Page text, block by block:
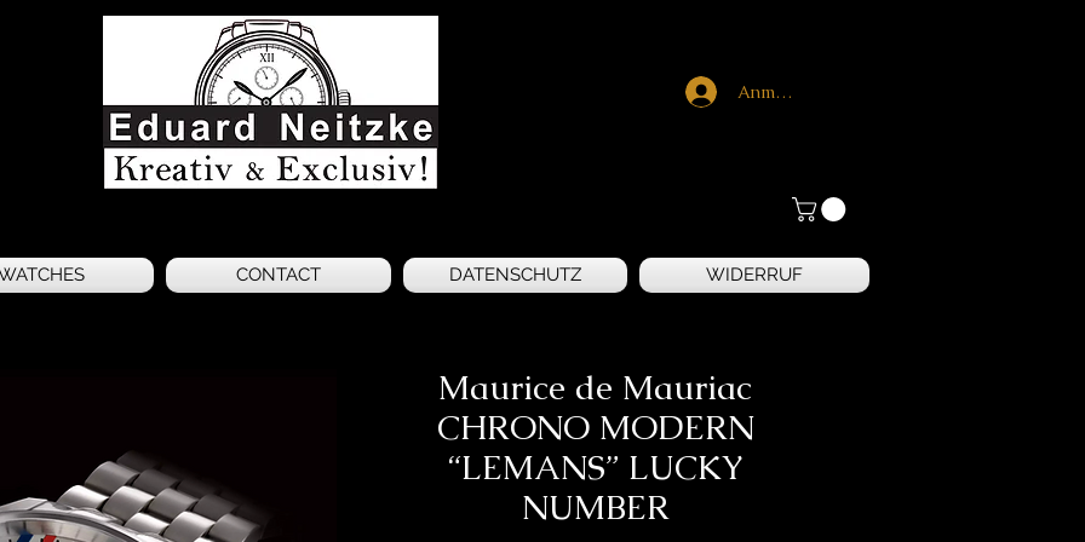
Anmelden
CONTACT DATENSCHUTZ WIDERRUF
Maurice de Mauriac
CHRONO MODERN
“LEMANS” LUCKY
NUMBER